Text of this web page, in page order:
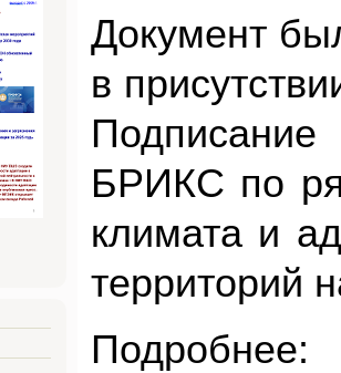
Документ
в
БРИКС по
климата и
территорий
Подробнее: